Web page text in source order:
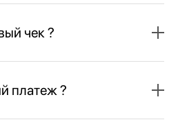
чек ?
платеж ?